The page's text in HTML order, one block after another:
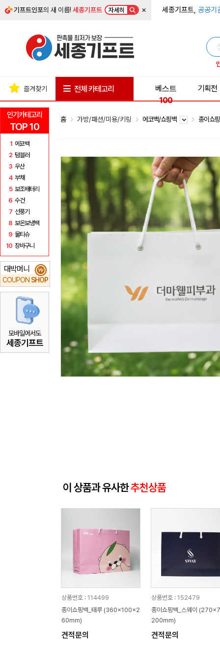
기프트인포의 새 이름!세종기프트 자세히 × 세종기프트, 공공기
인기카테고리
TOP 10
1 에코백
2 텀블러
3 우산
4 부채
5 보조배터리
6 수건
7 선풍기
8 보온보냉백
9 물티슈
10 장바구니
대박머니
COUPON SHOP
₩
모바일에서도
세종기프트
즐겨찾기 전체 카테고리
베스트
100
기획전
홈 가방/패션/미용/키링 에코백/쇼핑백 종이쇼
이 상품과 유사한추천상품
상품번호 : 114499
종이쇼핑백_태루 (360x100x2
60mm)
견적문의
상품번호 : 152479
종이쇼핑백_스웨이
200mm)
견적문의